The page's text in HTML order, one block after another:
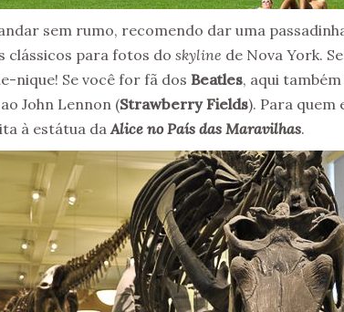
sem rumo, recomendo dar uma
clássicos para fotos do skyline de Nova York.
nique! Se você for fã dos Beatles, aqui
John Lennon (Strawberry Fields). Para quem
à estátua daAlice no País das Maravilhas.